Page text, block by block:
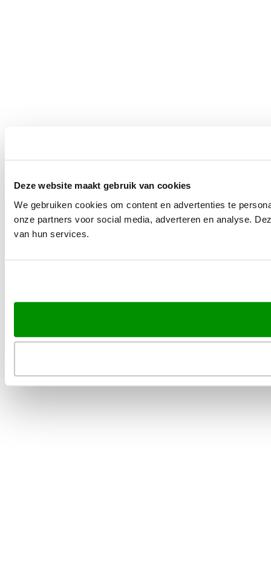
Deze website maakt gebruik van cookies
We gebruiken cookies om content en advertenties te
onze partners voor social media, adverteren en analyse.
van hun services.